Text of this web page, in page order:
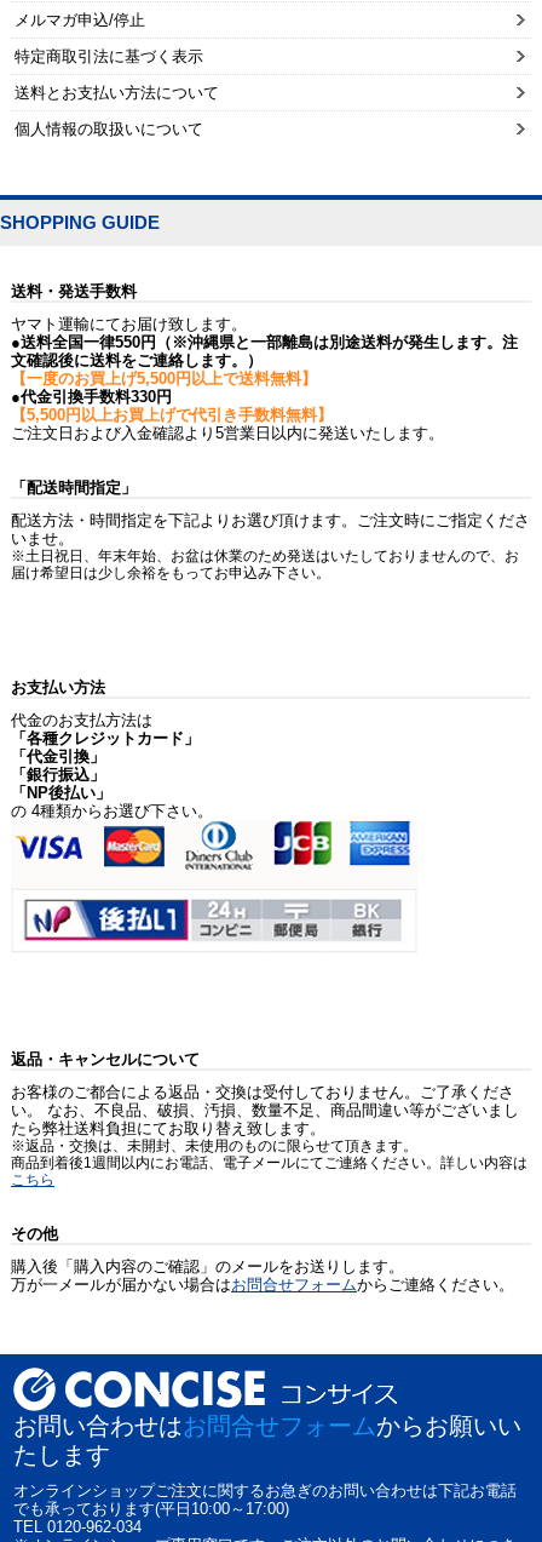
メルマガ申込/停止
特定商取引法に基づく表示
送料とお支払い方法について
個人情報の取扱いについて
SHOPPING GUIDE
送料・発送手数料
ヤマト運輸にてお届け致します。
●送料全国一律550円（※沖縄県と一部離島は別途送料が発生します。注
文確認後に送料をご連絡します。）
【一度のお買上げ5,500円以上で送料無料】
●代金引換手数料330円
【5,500円以上お買上げで代引き手数料無料】
ご注文日および入金確認より5営業日以内に発送いたします。
「配送時間指定」
配送方法・時間指定を下記よりお選び頂けます。ご注文時にご指定くださ
いませ。
※土日祝日、年末年始、お盆は休業のため発送はいたしておりませんので、お
届け希望日は少し余裕をもってお申込み下さい。
お支払い方法
代金のお支払方法は
「各種クレジットカード」
「代金引換」
「銀行振込」
「NP後払い」
の 4種類からお選び下さい。
返品・キャンセルについて
お客様のご都合による返品・交換は受付しておりません。ご了承くださ
い。 なお、不良品、破損、汚損、数量不足、商品間違い等がございまし
たら弊社送料負担にてお取り替え致します。
※返品・交換は、未開封、未使用のものに限らせて頂きます。
商品到着後1週間以内にお電話、電子メールにてご連絡ください。詳しい内容は
こちら
その他
購入後「購入内容のご確認」のメールをお送りします。
万が一メールが届かない場合はお問合せフォームからご連絡ください。
お問い合わせはお問合せフォームからお願いい
たします
オンラインショップご注文に関するお急ぎのお問い合わせは下記お電話
でも承っております(平日10:00～17:00)
TEL 0120-962-034